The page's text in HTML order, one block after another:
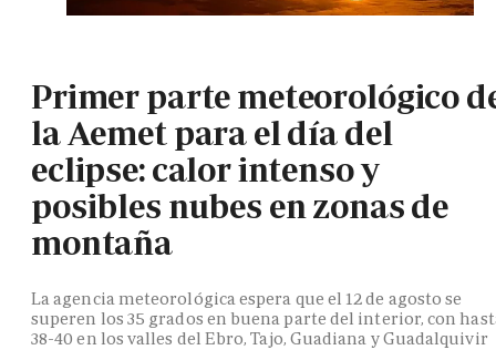
Primer parte meteorológico
la Aemet para el día del
eclipse: calor intenso y
posibles nubes en zonas de
montaña
La agencia meteorológica espera que el 12 de agosto se
superen los 35 grados en buena parte del interior, con
38-40 en los valles del Ebro, Tajo, Guadiana y Guadalquivir